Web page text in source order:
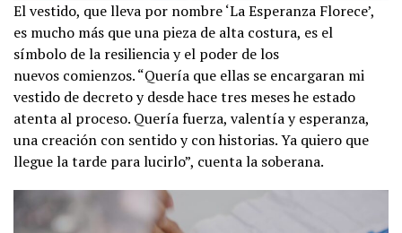
El vestido, que lleva por nombre ‘La Esperanza Florece’,
es mucho más que una pieza de alta costura, es el
símbolo de la resiliencia y el poder de los
nuevos comienzos. “Quería que ellas se encargaran mi
vestido de decreto y desde hace tres meses he estado
atenta al proceso. Quería fuerza, valentía y esperanza,
una creación con sentido y con historias. Ya quiero que
llegue la tarde para lucirlo”, cuenta la soberana.